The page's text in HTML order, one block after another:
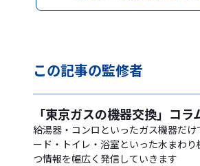
この記事の監修者
「東京ガスの機器交換」コラ
給湯器・コンロといったガス機器だけ
ード・トイレ・浴室といった水まわ
つ情報を幅広く発信していきます